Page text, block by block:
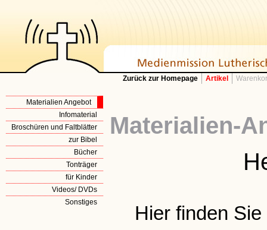
Zurück zur Homepage Artikel
Materialien Angebot
Infomaterial
Broschüren und Faltblätter
zur Bibel
Bücher
Tonträger
für Kinder
Videos/ DVDs
Sonstiges
Materialien-
Hier finden